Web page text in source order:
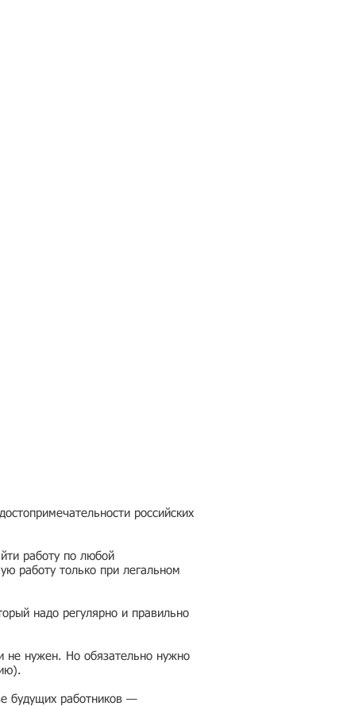
российских
работу по любой
работу только при легальном
надо регулярно и правильно
не нужен. Но обязательно нужно
будущих работников —